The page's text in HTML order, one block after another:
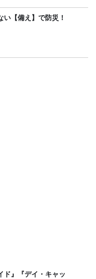
い【備え】で防災！
ド』『デイ・キャッ